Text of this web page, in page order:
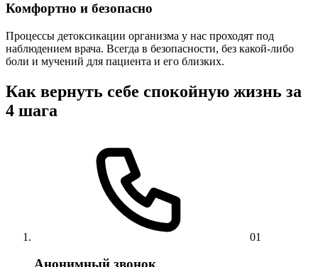
Комфортно и безопасно
Процессы детоксикации организма у нас проходят под
наблюдением врача. Всегда в безопасности, без какой-либо
боли и мучений для пациента и его близких.
Как вернуть себе спокойную жизнь за
4 шага
01
Анонимный звонок